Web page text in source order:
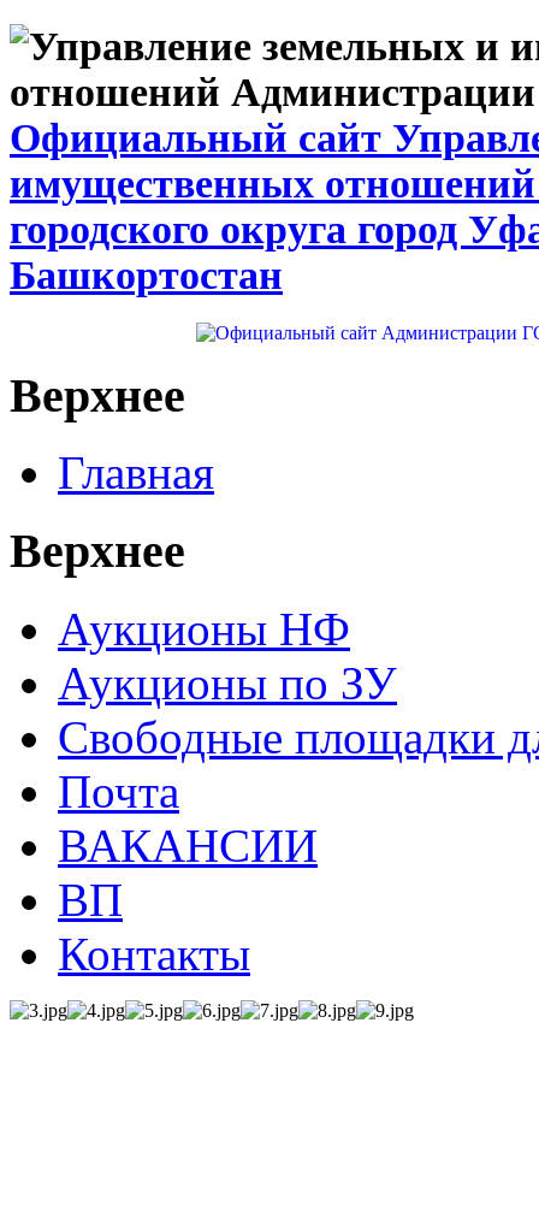
Официальный сайт
имущественных
городского округа город
Башкортостан
Верхнее
Главная
Верхнее
Аукционы НФ
Аукционы по ЗУ
Свободные площадки
Почта
ВАКАНСИИ
ВП
Контакты